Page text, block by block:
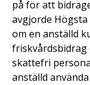
på för att
avgjorde
om en anställd
friskvårdsbidrag
skattefri
anställd